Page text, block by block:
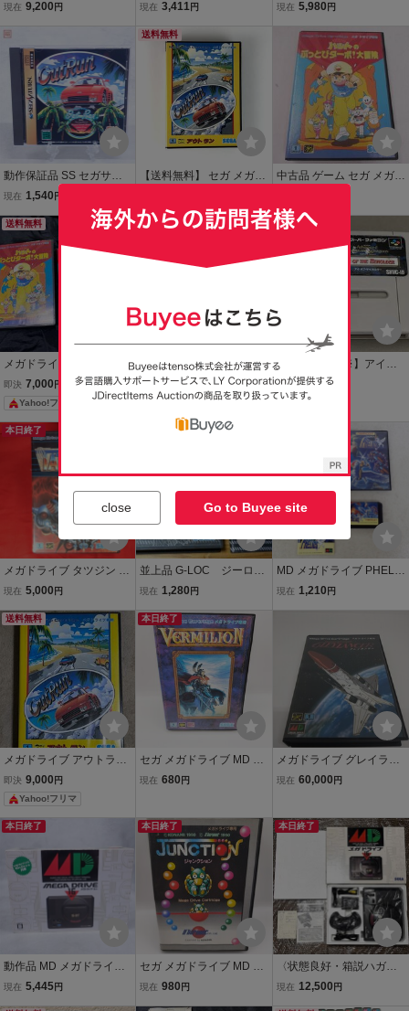
ボ アウトラン 箱説付
現在 9,200 円
ーン アウトラン OutRun
現在 3,411円
付き】※動作確認済・清
ガ メガドライブ
現在 5,980 円
動作保証品 SS セガサタ
ーン アウトラン OutRun
箱説帯ハガキ付【PP
現在 1,540 円
送料無料
【送料無料】 セガ メガド
き 痛みあり 動作確認済み
Sega Mega Drive OutRun
中古品 ゲーム セガ メガド
ットのぶっとびターボ! 大
冒険 箱説付き
送料無料
メガドライブ まじかるハ
ットのぶっとびターボ！
大冒険 箱説付
即決 7,000 円
Yahoo!フリマ
本日終了
メガドライブソフト イン
セクターX HOT-B 箱説付
現在 8,000円
本日終了
【※箱説なし※】アイ・
オブ・ザ・ビホルダー
現在 1,980円
本日終了
メガドライブ タツジン TA
TSUJIN セガ SEGA 東亜
現在 5,000 円
並上品 G-LOC ジーロッ
ク 注、ソフトなし 箱
さい。 メガドライブ MD
SEGA
現在 1,280 円
MD メガドライブ PHELIO
S フェリオス namcot ナム
現在 1,210 円
送料無料
メガドライブ アウトラン
SEGA OutRun 箱・説明書
有り
即決 9,000 円
Yahoo!フリマ
本日終了
セガ メガドライブ MD ヴ
ァーミリオン VERMILLIO
現在 680 円
メガドライブ グレイラン
サー GLEY LANCER メサ
現在 60,000 円
本日終了
動作品 MD メガドライブ
ミニ 本体 HAA-2520 箱説
現在 5,445円
本日終了
セガ メガドライブ MD ジ
ャンクション Junction 動
現在 980 円
本日終了
〈状態良好・箱説ハガキ
付属・動作確認済み〉MD
現在 12,500 円
close Go to Buyee site